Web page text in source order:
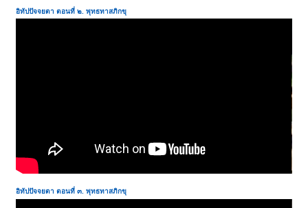
อิทัปปัจจยตา ตอนที่ ๒.พุทธทาสภิกขุ
อิทัปปัจจยตา ตอนที่ ๓.พุทธทาสภิกขุ